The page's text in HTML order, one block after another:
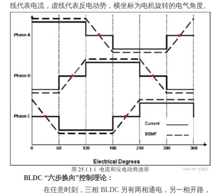
线代表电流，虚线代表反电动势，横坐标为电机旋转的电气角度。
BLDC “六步换向”控制理论：
在任意时刻，三相 BLDC 另有两相通电，另一相开路，